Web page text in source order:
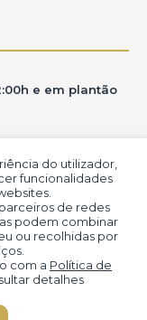
do utilizador,
funcionalidades
de redes
podem combinar
ou recolhidas por
com a Política de
detalhes
e em plantão
- MG
2026)